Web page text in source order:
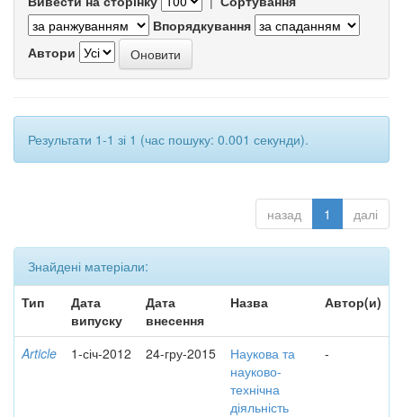
Впорядкування
Автори
Результати 1-1 зі 1 (час пошуку: 0.001 секунди).
назад 1 далі
Знайдені матеріали:
Тип
Дата
випуску
Дата
внесення
Назва Автор(и)
Article 1-січ-2012 24-гру-2015
Наукова та
науково-
технічна
діяльність
-